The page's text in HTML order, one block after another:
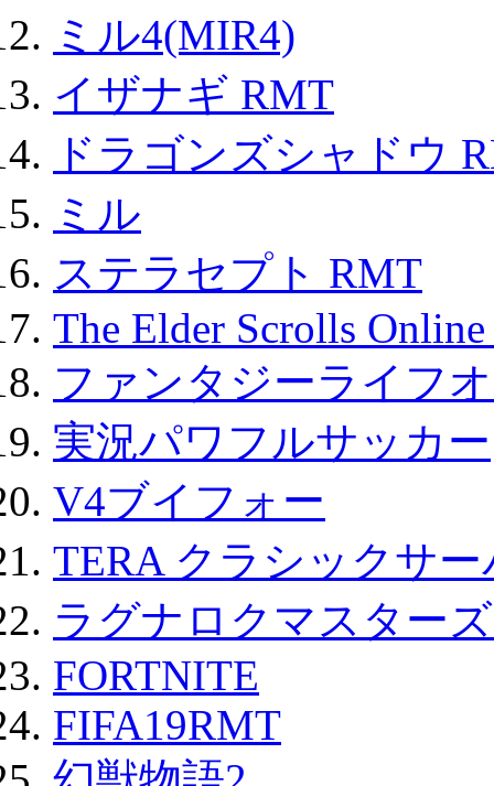
ミル4(MIR4)
イザナギ RMT
ドラゴンズシャドウ
ミル
ステラセプト RMT
The Elder Scrolls
ファンタジーライフ
実況パワフルサッカー
V4ブイフォー
TERA クラシックサ
ラグナロクマスター
FORTNITE
FIFA19RMT